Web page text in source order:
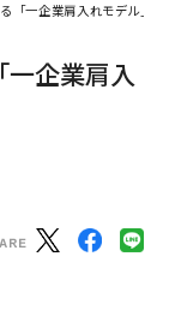
「一企業肩入れモデル」の
企業肩入